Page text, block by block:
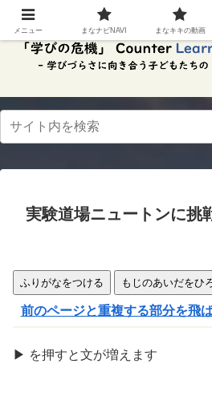
スク
リー
ンリ
ド。
この
ボタ
ンを
と、
ダー
の読
み上
にで
実験道場ニュートンに挑
ふりがなをつける もじのあいだをひ
前のページと重複する部分を飛
▶ を押すと文が増 えます
メニュー まなナビNAVI まなキキの動画